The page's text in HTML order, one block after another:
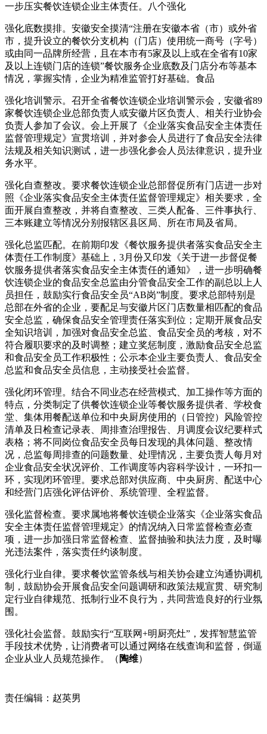
一步压实餐饮连锁企业主体责任。八个强化
强化底数摸排。安徽安全摸清“注册在安徽本省（市）或外省
市，提升设立的餐饮分支机构（门店）使用统一商号（字号）
或由同一品牌所经营，且在本市有5家及以上或在全省有10家
及以上连锁门店的连锁”餐饮服务企业底数及门店分布等基本
情况，掌握实情，企业为精准监管打好基础。食品
强化培训警示。召开全省餐饮连锁企业培训警示会，安徽省89
家餐饮连锁企业总部负责人或安徽片区负责人、相关行业协会
负责人参加了会议。会上开展了《企业落实食品安全主体责任
监督管理规定》宣贯培训，并对参会人员进行了食品安全法律
法规及相关知识测试，进一步强化参会人员法律意识，提升业
务水平。
强化自查整改。要求餐饮连锁企业总部督促所有门店进一步对
照《企业落实食品安全主体责任监督管理规定》相关要求，全
面开展自查整改，并将自查整改、三类人配备、三件事执行、
三本账建立等情况分别报辖区县区局、所在市局及省局。
强化总监匹配。在前期印发《餐饮服务提供者落实食品安全主
体责任工作制度》基础上，3月份又印发《关于进一步督促餐
饮服务提供者落实食品安全主体责任的通知》，进一步明确餐
饮连锁企业的食品安全总监由分管食品安全工作的副总以上人
员担任，鼓励实行食品安全员“AB岗”制度。要求总部特别是
总部在外省的企业，要配足与安徽片区门店数量相匹配的食品
安全总监，确保食品安全管理责任落实到位；定期开展食品安
全知识培训，加强对食品安全总监、食品安全员的考核，对不
符合履职要求的及时调整；建立奖惩制度，激励食品安全总监
和食品安全员工作积极性；公示本企业主要负责人、食品安全
总监和食品安全员信息，主动接受社会监督。
强化闭环管理。结合不同业态在经营模式、加工操作等方面的
特点，分类制定了供餐饮连锁企业等餐饮服务提供者、学校食
堂、集体用餐配送单位和中央厨房使用的（日管控）风险管控
清单及日检查记录表、周排查治理报告、月调度会议纪要样式
表格；将不同岗位食品安全员每日发现的具体问题、整改情
况，总监每周排查的问题数量、处理情况，主要负责人每月对
企业食品安全状况评价、工作调度等内容科学设计，一环扣一
环，实现闭环管理。要求总部对供应商、中央厨房、配送中心
和经营门店强化评估评价、系统管理、全程监督。
强化监督检查。要求属地将餐饮连锁企业落实《企业落实食品
安全主体责任监督管理规定》的情况纳入日常监督检查必查
项，进一步加强日常监督检查、监督抽验和执法力度，及时曝
光违法案件，落实责任约谈制度。
强化行业自律。要求餐饮监管条线与相关协会建立沟通协调机
制，鼓励协会开展食品安全问题调研和政策法规宣贯、研究制
定行业自律规范、抵制行业不良行为，共同营造良好的行业氛
围。
强化社会监督。鼓励实行“互联网+明厨亮灶”，发挥智慧监管
手段技术优势，让消费者可以通过网络在线查询和监督，倒逼
企业从业人员规范操作。（ 陶维）
责任编辑：赵英男